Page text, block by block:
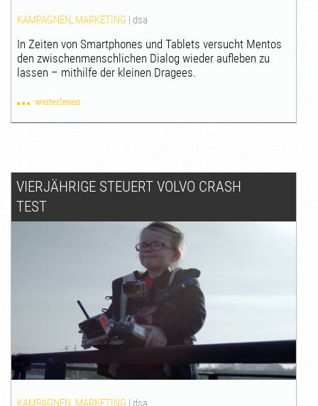
KAMPAGNEN, MARKETING | dsa
In Zeiten von Smartphones und Tablets versucht Mentos
den zwischenmenschlichen Dialog wieder aufleben zu
lassen – mithilfe der kleinen Dragees.
weiterlesen
VIERJÄHRIGE STEUERT VOLVO CRASH
TEST
KAMPAGNEN, MARKETING | dsa